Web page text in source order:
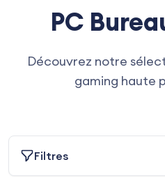
PC
Découvrez notre
gaming haute
Filtres